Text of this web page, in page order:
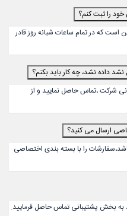
خود را ثبت کنم؟
است که در تمام ساعات شبانه روز قادر
داده نشد، چه کار باید بکنم؟
شرکت ،تماس حاصل نمایید و از
ارسال می کنید؟
را با بسته بندی اختصاصی
به بخش پشتیبانی تماس حاصل فرمایید.